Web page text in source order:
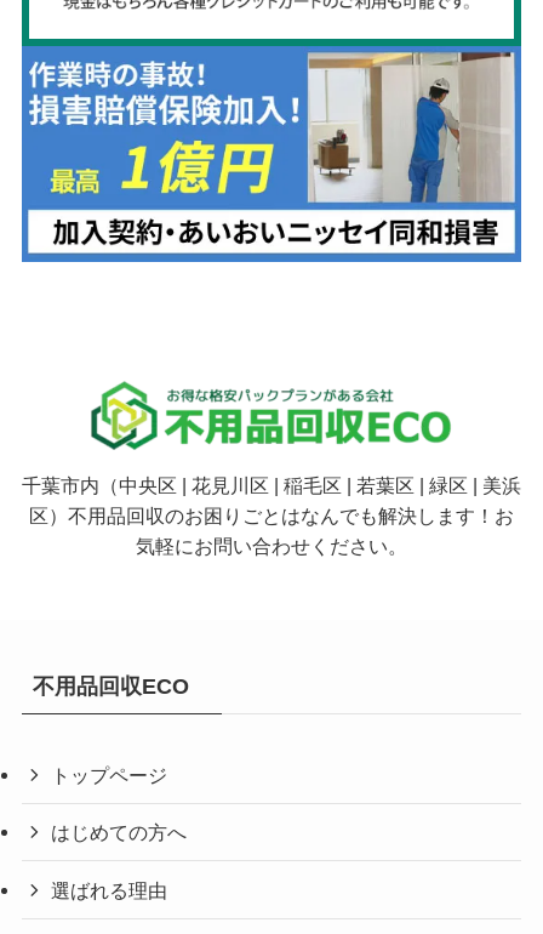
千葉市内（中央区 | 花見川区 | 稲毛区 | 若葉区 | 緑区 | 美浜
区）不用品回収のお困りごとはなんでも解決します！お
気軽にお問い合わせください。
不用品回収ECO
トップページ
はじめての方へ
選ばれる理由